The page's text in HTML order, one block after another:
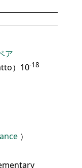
ア
）10-18
）